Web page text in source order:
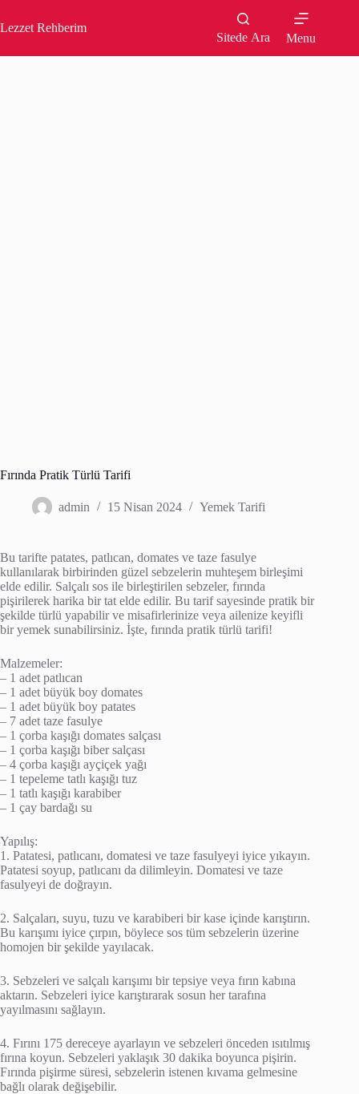
to
content
Lezzet Rehberim
Sitede Ara Menu
Fırında Pratik Türlü Tarifi
admin 15 Nisan 2024 Yemek Tarifi
Bu tarifte patates, patlıcan, domates ve taze fasulye
kullanılarak birbirinden güzel sebzelerin muhteşem birleşimi
elde edilir. Salçalı sos ile birleştirilen sebzeler, fırında
pişirilerek harika bir tat elde edilir. Bu tarif sayesinde pratik bir
şekilde türlü yapabilir ve misafirlerinize veya ailenize keyifli
bir yemek sunabilirsiniz. İşte, fırında pratik türlü tarifi!
Malzemeler:
– 1 adet patlıcan
– 1 adet büyük boy domates
– 1 adet büyük boy patates
– 7 adet taze fasulye
– 1 çorba kaşığı domates salçası
– 1 çorba kaşığı biber salçası
– 4 çorba kaşığı ayçiçek yağı
– 1 tepeleme tatlı kaşığı tuz
– 1 tatlı kaşığı karabiber
– 1 çay bardağı su
Yapılış:
1. Patatesi, patlıcanı, domatesi ve taze fasulyeyi iyice yıkayın.
Patatesi soyup, patlıcanı da dilimleyin. Domatesi ve taze
fasulyeyi de doğrayın.
2. Salçaları, suyu, tuzu ve karabiberi bir kase içinde karıştırın.
Bu karışımı iyice çırpın, böylece sos tüm sebzelerin üzerine
homojen bir şekilde yayılacak.
3. Sebzeleri ve salçalı karışımı bir tepsiye veya fırın kabına
aktarın. Sebzeleri iyice karıştırarak sosun her tarafına
yayılmasını sağlayın.
4. Fırını 175 dereceye ayarlayın ve sebzeleri önceden ısıtılmış
fırına koyun. Sebzeleri yaklaşık 30 dakika boyunca pişirin.
Fırında pişirme süresi, sebzelerin istenen kıvama gelmesine
bağlı olarak değişebilir.